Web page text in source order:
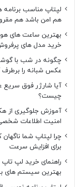
لپتاپ مناسب
هم امن باشد هم
خرید مدل های پرفروش
چگونه در شب با
عکس شبانه را برطرف
آیا شارژر فوق سریع
چیست؟
امنیت اطلاعات
برای افزایش سرعت
بهترین سیستم های